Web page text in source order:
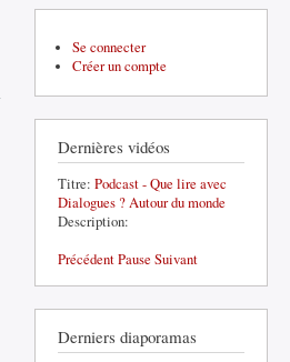
Se connecter
Créer un compte
Dernières vidéos
Titre: Podcast - Que lire avec
Dialogues ? Autour du monde
Description:
PrécédentPause Suivant
Derniers diaporamas